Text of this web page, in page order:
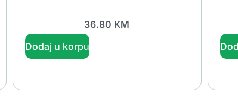
36.80 KM
Dodaj u korpu